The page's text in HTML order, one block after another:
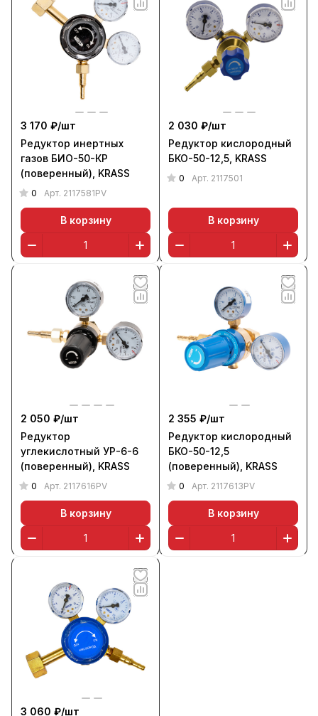
3 170 ₽/шт
Редуктор инертных
газов БИО-50-КР
(поверенный), KRASS
0 Арт. 2117581PV
В корзину
2 030 ₽/шт
Редуктор кислородный
БКО-50-12,5, KRASS
0 Арт. 2117501
В корзину
2 050 ₽/шт
Редуктор
углекислотный УР-6-6
(поверенный), KRASS
0 Арт. 2117616PV
В корзину
2 355 ₽/шт
Редуктор кислородный
БКО-50-12,5
(поверенный), KRASS
0 Арт. 2117613PV
В корзину
3 060 ₽/шт